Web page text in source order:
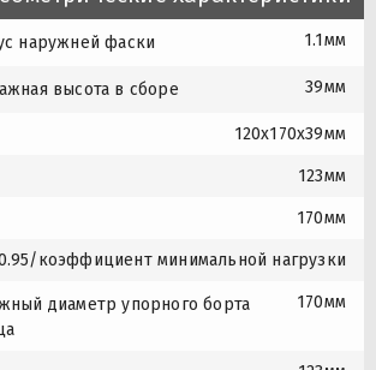
наружней фаски 1.1мм
высота в сборе 39мм
120x170x39мм
123мм
170мм
коэффициент минимальной нагрузки
диаметр упорного борта
170мм